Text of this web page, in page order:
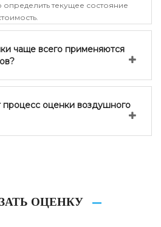
текущее состояние
чаще всего применяются
процесс оценки воздушного
ОЦЕНКУ